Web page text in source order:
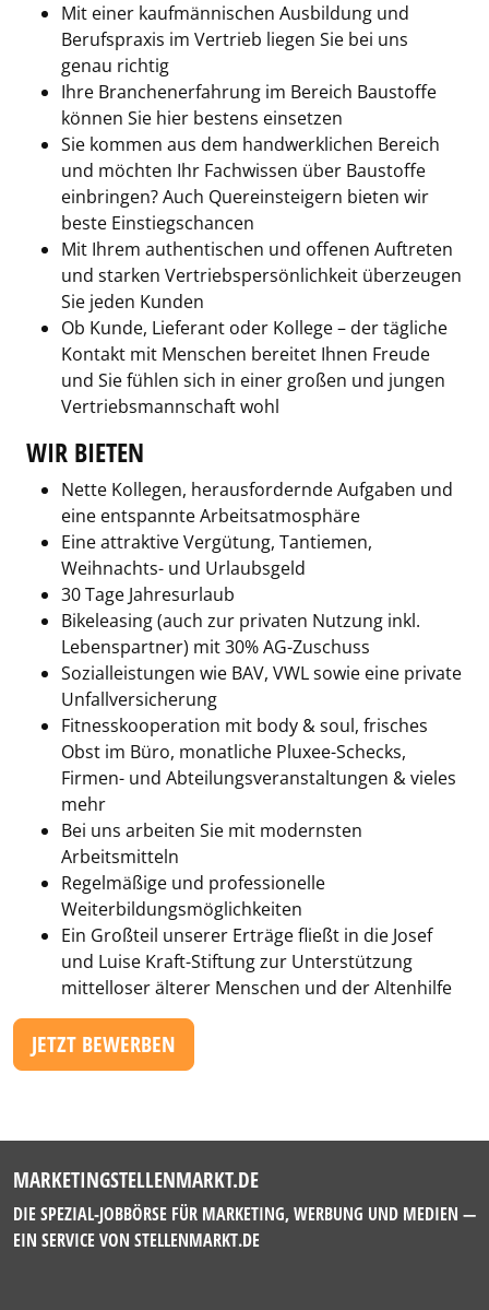
Mit einer kaufmännischen Ausbildung und
Berufspraxis im Vertrieb liegen Sie bei uns
genau richtig
Ihre Branchenerfahrung im Bereich Baustoffe
können Sie hier bestens einsetzen
Sie kommen aus dem handwerklichen Bereich
und möchten Ihr Fachwissen über Baustoffe
einbringen? Auch Quereinsteigern bieten wir
beste Einstiegschancen
Mit Ihrem authentischen und offenen Auftreten
und starken Vertriebspersönlichkeit überzeugen
Sie jeden Kunden
Ob Kunde, Lieferant oder Kollege – der tägliche
Kontakt mit Menschen bereitet Ihnen Freude
und Sie fühlen sich in einer großen und jungen
Vertriebsmannschaft wohl
WIR BIETEN
Nette Kollegen, herausfordernde Aufgaben und
eine entspannte Arbeitsatmosphäre
Eine attraktive Vergütung, Tantiemen,
Weihnachts- und Urlaubsgeld
30 Tage Jahresurlaub
Bikeleasing (auch zur privaten Nutzung inkl.
Lebenspartner) mit 30% AG-Zuschuss
Sozialleistungen wie BAV, VWL sowie eine private
Unfallversicherung
Fitnesskooperation mit body & soul, frisches
Obst im Büro, monatliche Pluxee-Schecks,
Firmen- und Abteilungsveranstaltungen & vieles
mehr
Bei uns arbeiten Sie mit modernsten
Arbeitsmitteln
Regelmäßige und professionelle
Weiterbildungsmöglichkeiten
Ein Großteil unserer Erträge fließt in die Josef
und Luise Kraft-Stiftung zur Unterstützung
mittelloser älterer Menschen und der Altenhilfe
JETZT BEWERBEN
MARKETINGSTELLENMARKT.DE
DIE SPEZIAL-JOBBÖRSE FÜR MARKETING, WERBUNG UND MEDIEN —
EIN SERVICE VON STELLENMARKT.DE